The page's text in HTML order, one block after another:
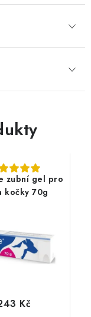
zubní gel pro
kočky 70g
Kč